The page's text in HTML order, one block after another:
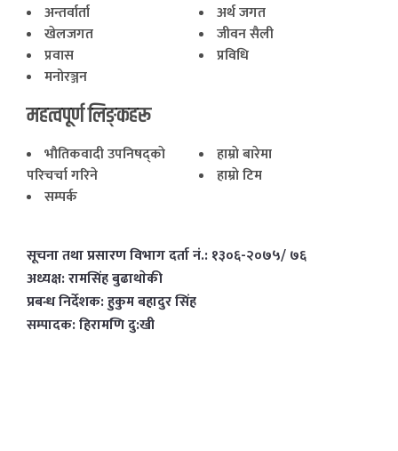
अन्तर्वार्ता
अर्थ जगत
खेलजगत
जीवन सैली
प्रवास
प्रविधि
मनोरञ्जन
महत्वपूर्ण लिङ्कहरू
भाैतिकवादी उपनिषद्काे
परिचर्चा गरिने
हाम्राे बारेमा
हाम्राे टिम
सम्पर्क
सूचना तथा प्रसारण विभाग दर्ता नं.: १३०६-२०७५/ ७६
अध्यक्ष: रामसिंह बुढाथाेकी
प्रबन्ध निर्देशक: हुकुम बहादुर सिंह
सम्पादक: हिरामणि दु:खी